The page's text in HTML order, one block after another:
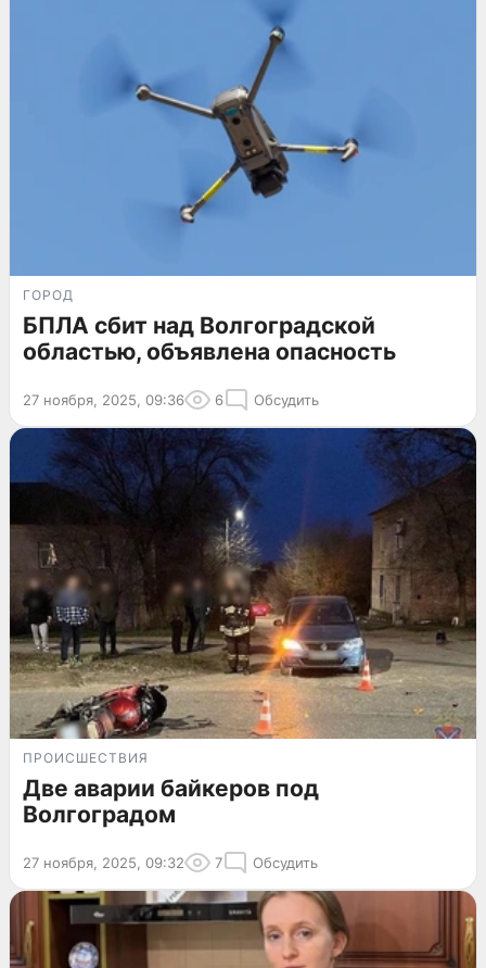
ГОРОД
БПЛА сбит над Волгоградской
областью, объявлена опасность
27 ноября, 2025, 09:36 6 Обсудить
ПРОИСШЕСТВИЯ
Две аварии байкеров под
Волгоградом
27 ноября, 2025, 09:32 7 Обсудить